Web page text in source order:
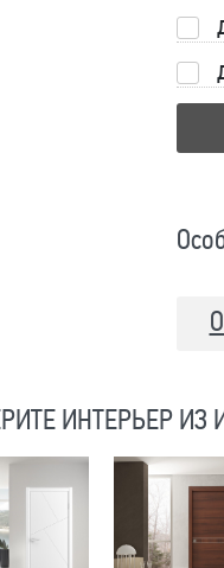
ИНТЕРЬЕР ИЗ